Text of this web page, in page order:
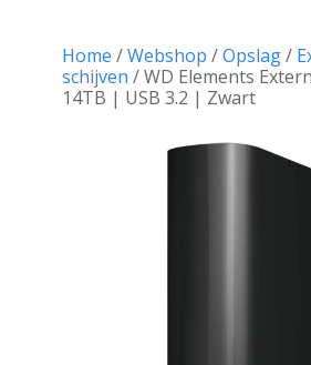
Home /Webshop /Opslag/
schijven / WD Elements
14TB | USB 3.2 | Zwart